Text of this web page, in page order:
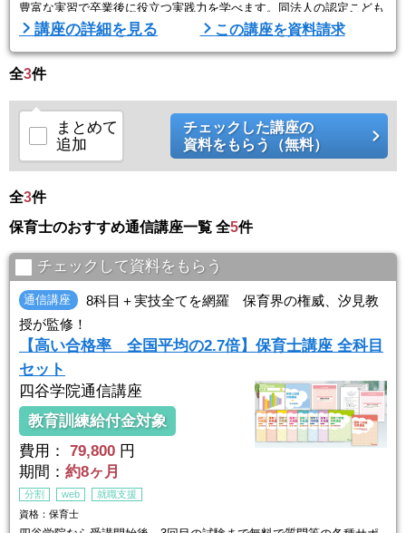
豊富な実習で卒業後に役立つ実践力を学べます。同法人の認定こども
園での授業は見学でも実習でもない新しい養成スタイルです。
※併修により短期大学士学位や社会福祉主事任用資格も取得が可能で
す。
講座の詳細を見る この講座を資料請求
全3件
まとめて
追加
チェックした講座の
資料をもらう（無料）
全3件
保育士のおすすめ通信講座一覧 全5件
チェックして資料をもらう
通信講座
8科目＋実技全てを網羅 保育界の権威、汐見教
授が監修！
【高い合格率 全国平均の2.7倍】保育士講座 全科目
セット
四谷学院通信講座
教育訓練給付金対象
費用：
79,800 円
期間： 約8ヶ月
分割 web
就職支援
資格：保育士